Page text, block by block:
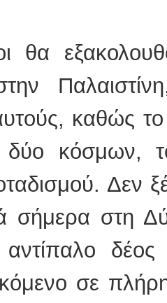
θα
καθώς
κόσμων,
Δεν
σήμερα στη
δέος
σε